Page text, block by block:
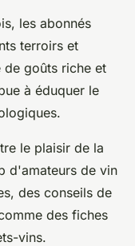
les abonnés
terroirs et
goûts riche et
à éduquer le
le plaisir de la
d'amateurs de vin
des conseils de
des fiches
vins.